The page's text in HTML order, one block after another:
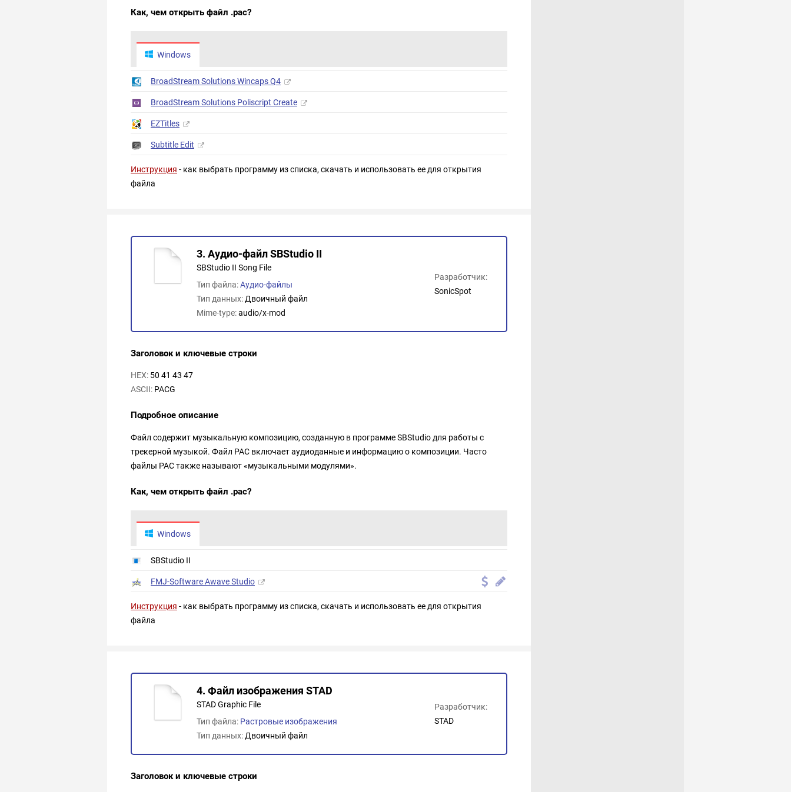
Как, чем открыть файл .pac?
Windows
BroadStream Solutions Wincaps Q4
BroadStream Solutions Poliscript Create
EZTitles
Subtitle Edit
Инструкция - как выбрать программу из списка, скачать и использовать ее для открытия
файла
3. Аудио-файл SBStudio II
SBStudio II Song File
Тип файла:Аудио-файлы
Тип данных: Двоичный файл
Mime-type:audio/x-mod
Разработчик:
SonicSpot
Заголовок и ключевые строки
HEX: 50 41 43 47
ASCII: PACG
Подробное описание
Файл содержит музыкальную композицию, созданную в программе SBStudio для работы с
трекерной музыкой. Файл PAC включает аудиоданные и информацию о композиции. Часто
файлы PAC также называют «музыкальными модулями».
Как, чем открыть файл .pac?
Windows
SBStudio II
FMJ-Software Awave Studio
Инструкция - как выбрать программу из списка, скачать и использовать ее для открытия
файла
4. Файл изображения STAD
STAD Graphic File
Тип файла: Растровые изображения
Тип данных: Двоичный файл
Разработчик:
STAD
Заголовок и ключевые строки